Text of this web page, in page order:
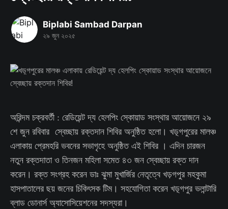
Biplabi Sambad Darpan
২৯ জুন ২০২৫
অরিন্দম চক্রবর্তী : রেডিয়েন্ট দ্য হেলপিং স্কোয়াড সংস্থার আয়োজনে ২৯
শে জুন রবিবার স্বেচ্ছায় রক্তদান শিবির অনুষ্ঠিত হলো। খড়্গপুরের মালঞ্চ
এলাকায় প্রেমহরি ভবনের সভাগৃহে অনুষ্ঠিত এই শিবির । এদিন চারজন
নতুন রক্তদাতা ও তিনজন মহিলা সমেত ৪৩ জন স্বেচ্ছায় রক্ত দান
করেন। রক্ত সংগ্রহ করেন ডাঃ ঝুমা মুখার্জির নেতৃত্বে খড়গপুর মহকুমা
হাসপাতালের ছয় জনের চিকিৎসক টিম। সহযোগিতা করেন খড়্গপুর ভলান্টারি
ব্লাড ডোনার্স অ্যাসোসিয়েশনের সদস্যরা।